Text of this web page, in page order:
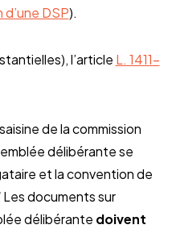
DSP).
l’article L. 1411-
de la commission
délibérante se
et la convention de
documents sur
délibérante doivent